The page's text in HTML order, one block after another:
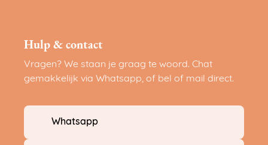
Hulp & contact
Vragen? We staan je graag te woord. Chat
gemakkelijk via Whatsapp, of bel of mail direct.
Whatsapp